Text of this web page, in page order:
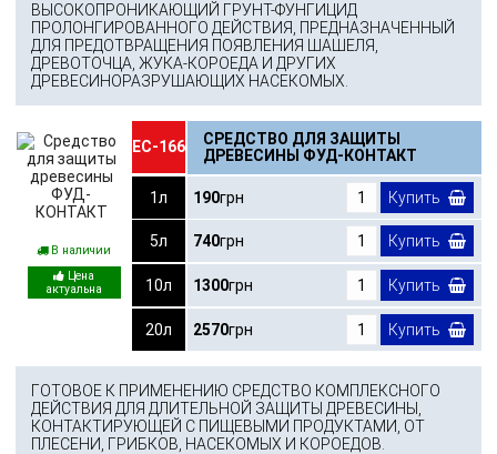
ВЫСОКОПРОНИКАЮЩИЙ ГРУНТ-ФУНГИЦИД
ПРОЛОНГИРОВАННОГО ДЕЙСТВИЯ, ПРЕДНАЗНАЧЕННЫЙ
ДЛЯ ПРЕДОТВРАЩЕНИЯ ПОЯВЛЕНИЯ ШАШЕЛЯ,
ДРЕВОТОЧЦА, ЖУКА-КОРОЕДА И ДРУГИХ
ДРЕВЕСИНОРАЗРУШАЮЩИХ НАСЕКОМЫХ.
В наличии
ЕС-166
СРЕДСТВО ДЛЯ ЗАЩИТЫ
ДРЕВЕСИНЫ ФУД-КОНТАКТ
1л 190грн Купить
5л 740грн Купить
10л 1300грн Купить
20л 2570грн Купить
ГОТОВОЕ К ПРИМЕНЕНИЮ СРЕДСТВО КОМПЛЕКСНОГО
ДЕЙСТВИЯ ДЛЯ ДЛИТЕЛЬНОЙ ЗАЩИТЫ ДРЕВЕСИНЫ,
КОНТАКТИРУЮЩЕЙ С ПИЩЕВЫМИ ПРОДУКТАМИ, ОТ
ПЛЕСЕНИ, ГРИБКОВ, НАСЕКОМЫХ И КОРОЕДОВ.